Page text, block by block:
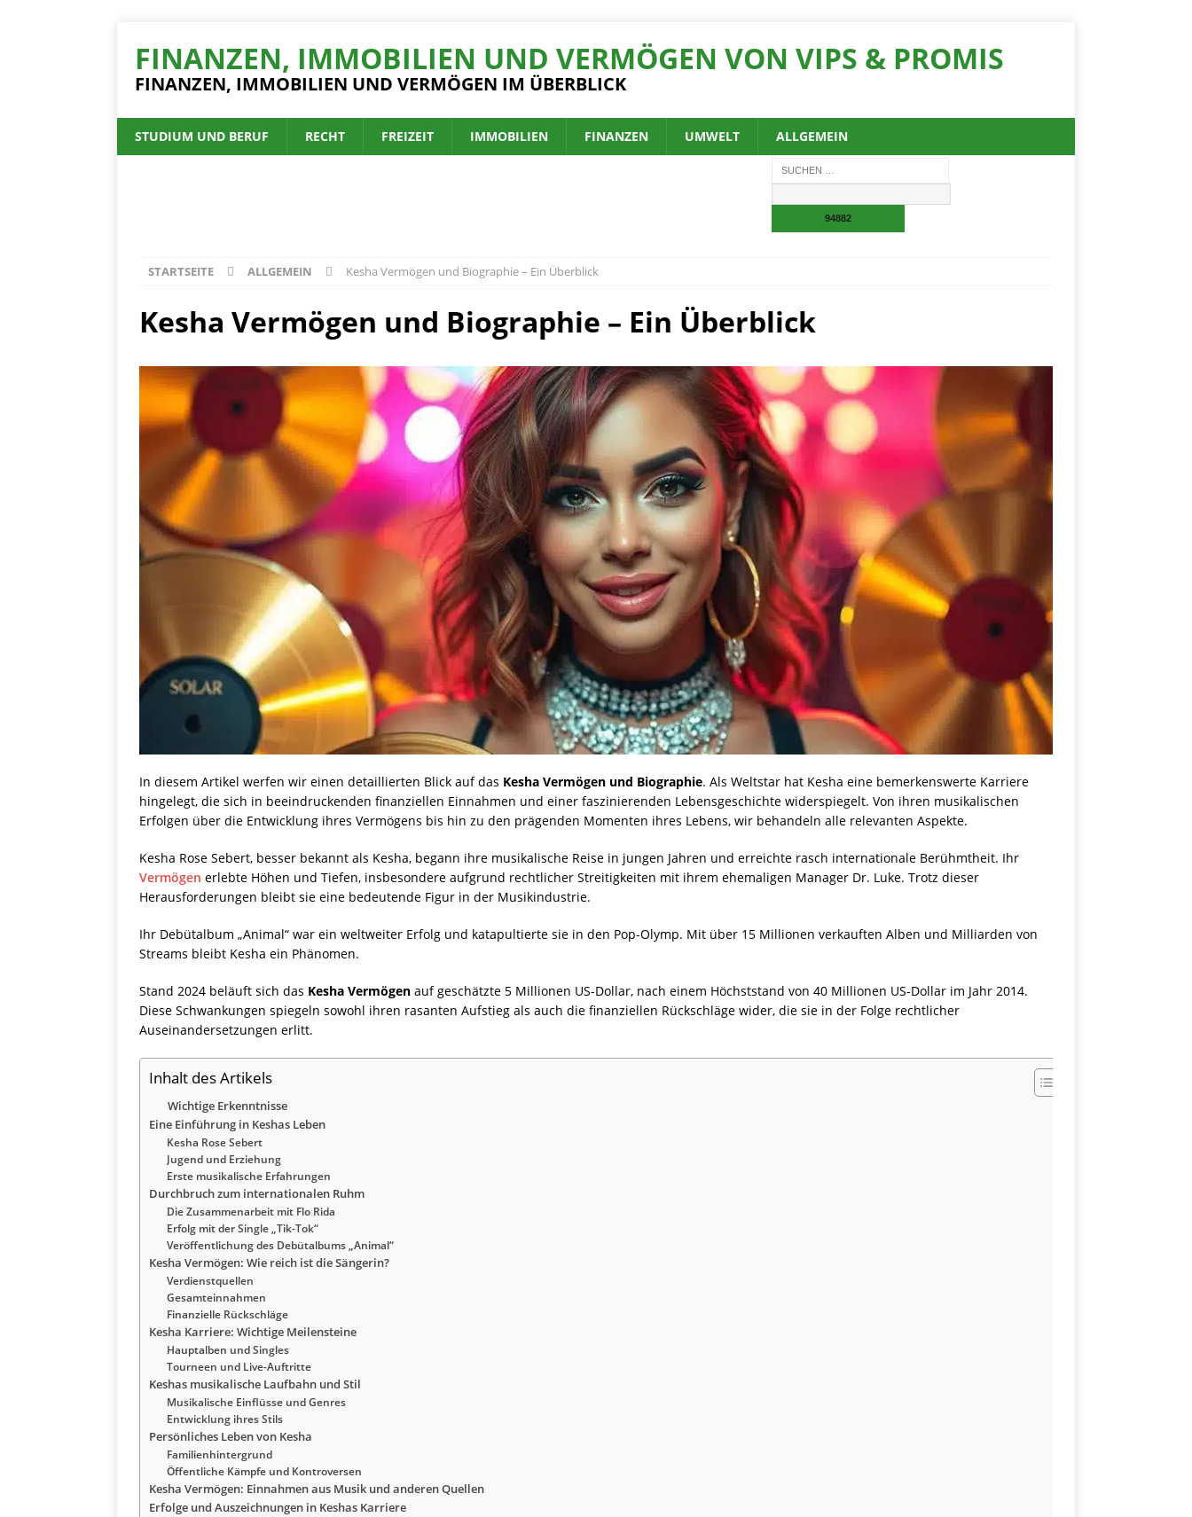
FINANZEN, IMMOBILIEN UND VERMÖGEN VON VIPS & PROMIS
FINANZEN, IMMOBILIEN UND VERMÖGEN IM ÜBERBLICK
STUDIUM UND BERUF RECHT FREIZEIT IMMOBILIEN FINANZEN UMWELT ALLGEMEIN
STARTSEITE ALLGEMEIN Kesha Vermögen und Biographie – Ein Überblick
Kesha Vermögen und Biographie – Ein Überblick
In diesem Artikel werfen wir einen detaillierten Blick auf das Kesha Vermögen und Biographie. Als Weltstar hat Kesha eine bemerkenswerte Karriere
hingelegt, die sich in beeindruckenden finanziellen Einnahmen und einer faszinierenden Lebensgeschichte widerspiegelt. Von ihren musikalischen
Erfolgen über die Entwicklung ihres Vermögens bis hin zu den prägenden Momenten ihres Lebens, wir behandeln alle relevanten Aspekte.
Kesha Rose Sebert, besser bekannt als Kesha, begann ihre musikalische Reise in jungen Jahren und erreichte rasch internationale Berühmtheit. Ihr
Vermögen erlebte Höhen und Tiefen, insbesondere aufgrund rechtlicher Streitigkeiten mit ihrem ehemaligen Manager Dr. Luke. Trotz dieser
Herausforderungen bleibt sie eine bedeutende Figur in der Musikindustrie.
Ihr Debütalbum „Animal“ war ein weltweiter Erfolg und katapultierte sie in den Pop-Olymp. Mit über 15 Millionen verkauften Alben und Milliarden von
Streams bleibt Kesha ein Phänomen.
Stand 2024 beläuft sich das Kesha Vermögen auf geschätzte 5 Millionen US-Dollar, nach einem Höchststand von 40 Millionen US-Dollar im Jahr 2014.
Diese Schwankungen spiegeln sowohl ihren rasanten Aufstieg als auch die finanziellen Rückschläge wider, die sie in der Folge rechtlicher
Auseinandersetzungen erlitt.
Inhalt des Artikels
Wichtige Erkenntnisse
Eine Einführung in Keshas Leben
Kesha Rose Sebert
Jugend und Erziehung
Erste musikalische Erfahrungen
Durchbruch zum internationalen Ruhm
Die Zusammenarbeit mit Flo Rida
Erfolg mit der Single „Tik-Tok“
Veröffentlichung des Debütalbums „Animal“
Kesha Vermögen: Wie reich ist die Sängerin?
Verdienstquellen
Gesamteinnahmen
Finanzielle Rückschläge
Kesha Karriere: Wichtige Meilensteine
Hauptalben und Singles
Tourneen und Live-Auftritte
Keshas musikalische Laufbahn und Stil
Musikalische Einflüsse und Genres
Entwicklung ihres Stils
Persönliches Leben von Kesha
Familienhintergrund
Öffentliche Kämpfe und Kontroversen
Kesha Vermögen: Einnahmen aus Musik und anderen Quellen
Erfolge und Auszeichnungen in Keshas Karriere